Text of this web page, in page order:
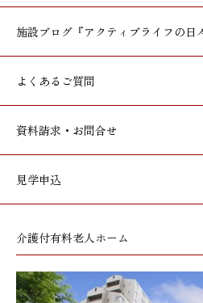
施設ブログ 『アクティブライフの日
よくあるご質問
資料請求・お問合せ
見学申込
介護付有料老人ホーム